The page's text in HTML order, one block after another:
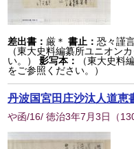
差出書： 厳＊ 書止：恐々謹
（東大史料編纂所ユニオン
い。）
影写本：
（東大史料
をご参照ください。）
丹波国宮田庄沙汰人道恵
や函/16/ 徳治3年7月3日 （